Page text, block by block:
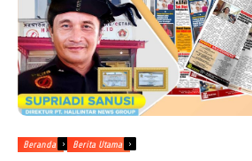
Beranda Berita Utama